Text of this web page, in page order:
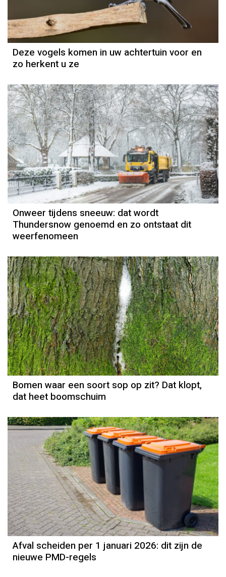
Deze vogels komen in uw achtertuin voor en
zo herkent u ze
Onweer tijdens sneeuw: dat wordt
Thundersnow genoemd en zo ontstaat dit
weerfenomeen
Bomen waar een soort sop op zit? Dat klopt,
dat heet boomschuim
Afval scheiden per 1 januari 2026: dit zijn de
nieuwe PMD-regels